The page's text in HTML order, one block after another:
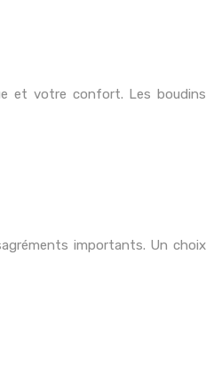
et votre confort. Les boudins
importants. Un choix